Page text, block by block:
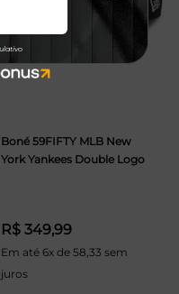
Boné 59FIFTY MLB New
York Yankees Double Logo
R$ 349,99
Em até 6x de 58,33 sem
juros